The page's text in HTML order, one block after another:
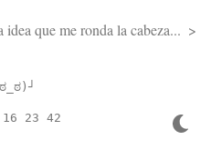
idea que me ronda la cabeza...
23 42